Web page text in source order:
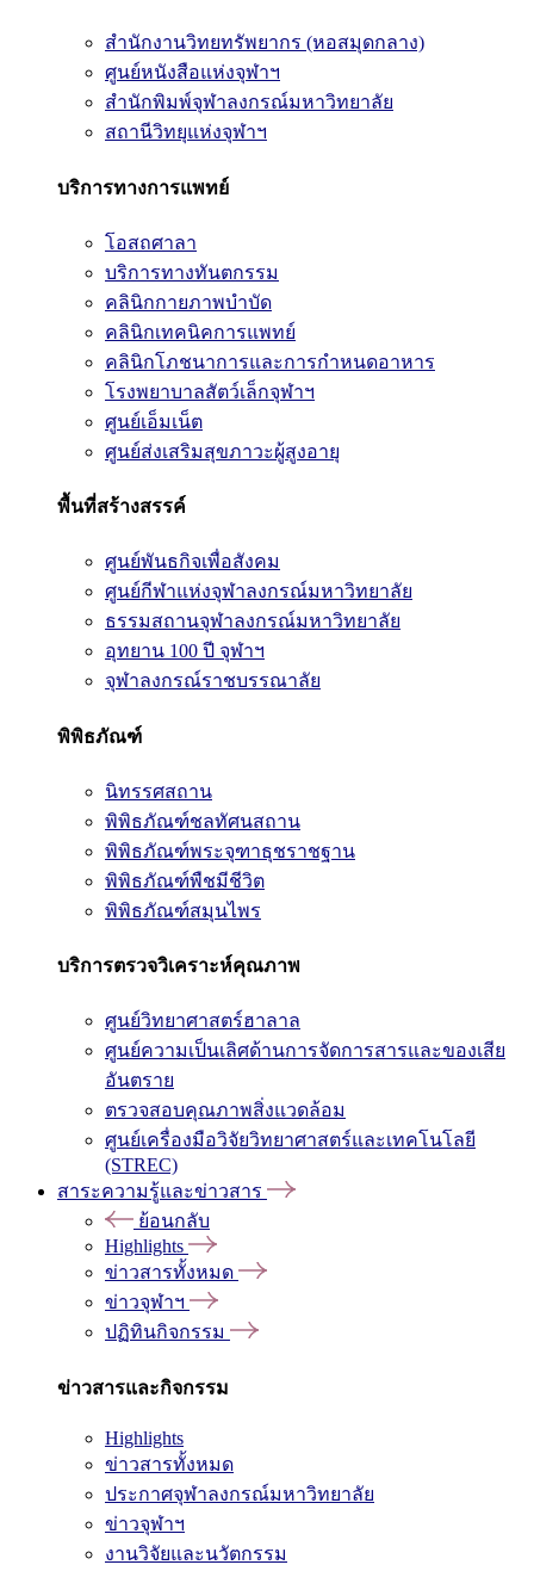
สำนักงานวิทยทรัพยากร (หอสมุดกลาง)
ศูนย์หนังสือแห่งจุฬาฯ
สำนักพิมพ์จุฬาลงกรณ์มหาวิทยาลัย
สถานีวิทยุแห่งจุฬาฯ
บริการทางการแพทย์
โอสถศาลา
บริการทางทันตกรรม
คลินิกกายภาพบำบัด
คลินิกเทคนิคการแพทย์
คลินิกโภชนาการและการกำหนดอาหาร
โรงพยาบาลสัตว์เล็กจุฬาฯ
ศูนย์เอ็มเน็ต
ศูนย์ส่งเสริมสุขภาวะผู้สูงอายุ
พื้นที่สร้างสรรค์
ศูนย์พันธกิจเพื่อสังคม
ศูนย์กีฬาแห่งจุฬาลงกรณ์มหาวิทยาลัย
ธรรมสถานจุฬาลงกรณ์มหาวิทยาลัย
อุทยาน 100 ปี จุฬาฯ
จุฬาลงกรณ์ราชบรรณาลัย
พิพิธภัณฑ์
นิทรรศสถาน
พิพิธภัณฑ์ชลทัศนสถาน
พิพิธภัณฑ์พระจุฑาธุชราชฐาน
พิพิธภัณฑ์พืชมีชีวิต
พิพิธภัณฑ์สมุนไพร
บริการตรวจวิเคราะห์คุณภาพ
ศูนย์วิทยาศาสตร์ฮาลาล
ศูนย์ความเป็นเลิศด้านการจัดการสารและของเสีย
อันตราย
ตรวจสอบคุณภาพสิ่งแวดล้อม
ศูนย์เครื่องมือวิจัยวิทยาศาสตร์และเทคโนโลยี
(STREC)
สาระความรู้และข่าวสาร
ย้อนกลับ
Highlights
ข่าวสารทั้งหมด
ข่าวจุฬาฯ
ปฏิทินกิจกรรม
ข่าวสารและกิจกรรม
Highlights
ข่าวสารทั้งหมด
ประกาศจุฬาลงกรณ์มหาวิทยาลัย
ข่าวจุฬาฯ
งานวิจัยและนวัตกรรม